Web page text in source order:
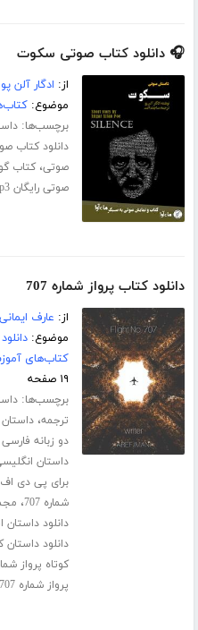
🎧 دانلود کتاب صوتی سکوت
از: ادگار آلن پو
موضوع:
برچسب‌ها:
دانلود کتاب
صوتی،کتاب
صوتی رایگان mp3
دانلود کتاب پرواز شماره 707
از: عارف ایمانی
موضوع:
کتاب‌های
۱۹ صفحه
برچسب‌ها:
ترجمه،
دو زبانه
داستان
برای پی دی اف
شماره 707
،
دانلود داستان
دانلود داستان
کوتاه پرواز شماره 707 برای
پرواز شماره 707 برای ایفون